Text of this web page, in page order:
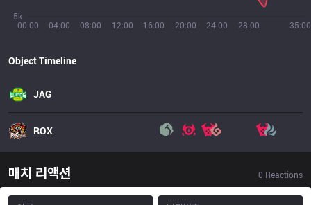
00:00 04:00 08:00 12:00 16:00 20:00 24:00 28:00 35:00
5k
Object Timeline
JAG
ROX
매치 리액션 0 Reactions